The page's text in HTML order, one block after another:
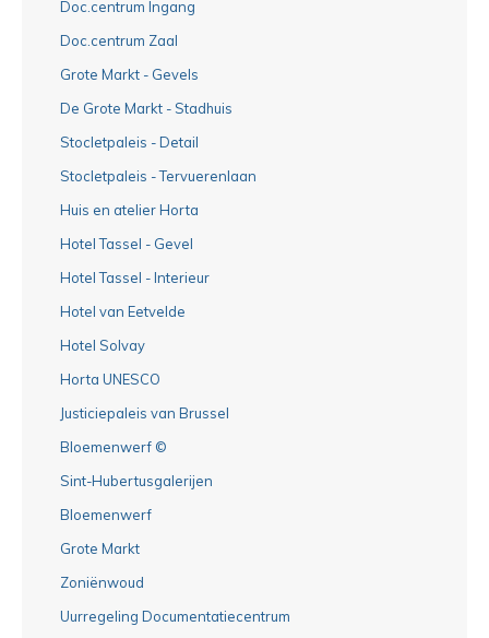
Doc.centrum Ingang
Doc.centrum Zaal
Grote Markt - Gevels
De Grote Markt - Stadhuis
Stocletpaleis - Detail
Stocletpaleis - Tervuerenlaan
Huis en atelier Horta
Hotel Tassel - Gevel
Hotel Tassel - Interieur
Hotel van Eetvelde
Hotel Solvay
Horta UNESCO
Justiciepaleis van Brussel
Bloemenwerf ©
Sint-Hubertusgalerijen
Bloemenwerf
Grote Markt
Zoniënwoud
Uurregeling Documentatiecentrum